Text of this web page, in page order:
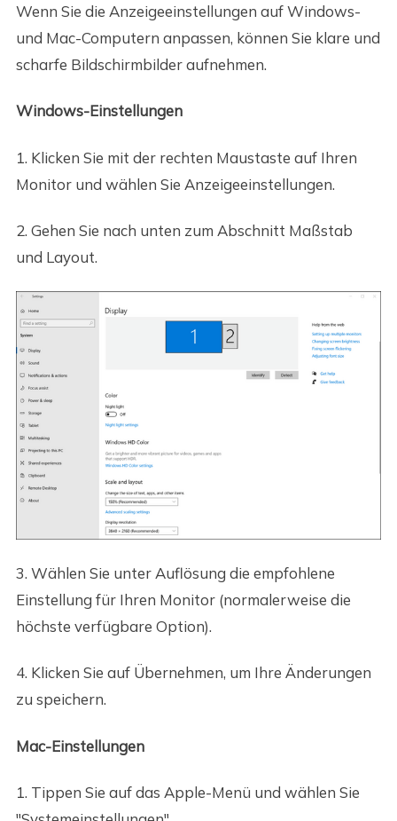
Wenn Sie die Anzeigeeinstellungen auf Windows-
und Mac-Computern anpassen, können Sie klare und
scharfe Bildschirmbilder aufnehmen.
Windows-Einstellungen
1. Klicken Sie mit der rechten Maustaste auf Ihren
Monitor und wählen Sie Anzeigeeinstellungen.
2. Gehen Sie nach unten zum Abschnitt Maßstab
und Layout.
3. Wählen Sie unter Auflösung die empfohlene
Einstellung für Ihren Monitor (normalerweise die
höchste verfügbare Option).
4. Klicken Sie auf Übernehmen, um Ihre Änderungen
zu speichern.
Mac-Einstellungen
1. Tippen Sie auf das Apple-Menü und wählen Sie